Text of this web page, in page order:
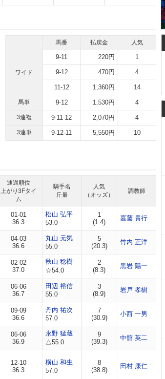
馬番 払戻金 人気
ワイド
9-11 220円 1
9-12 470円 4
11-12 1,360円 14
馬単 9-12 1,530円 4
3連複 9-11-12 2,070円 4
3連単 9-12-11 5,550円 10
通過順位
上がり3Fタイ
ム
騎手名
斤量
人気
（オッズ）
調教師
01-01
36.3
松山 弘平
53.0
1
(1.4)
嘉藤 貴行
04-03
36.6
丸山 元気
55.0
5
(20.3)
竹内 正洋
02-02
37.0
秋山 稔樹
☆54.0
2
(8.3)
黒岩 陽一
06-06
36.7
田辺 裕信
55.0
3
(8.9)
岩戸 孝樹
09-09
36.6
丹内 祐次
57.0
7
(30.9)
小西 一男
06-06
36.9
永野 猛蔵
△55.0
9
(39.3)
中舘 英二
12-10
36.3
横山 和生
57.0
8
(38.8)
田村 康仁